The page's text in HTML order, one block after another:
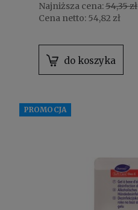
Najniższa cena:54,35 zł
Cena netto: 54,82 zł
do koszyka
PROMOCJA